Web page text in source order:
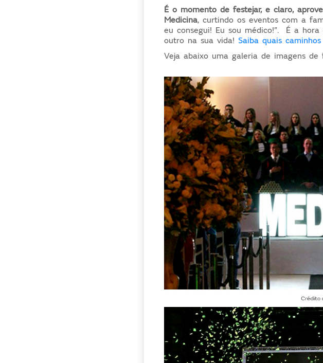
É o momento de festejar, e claro,
Medicina, curtindo os eventos com a
eu consegui! Eu sou médico!”. É a
outro na sua vida!Saiba quais
Veja abaixo uma galeria de imagens